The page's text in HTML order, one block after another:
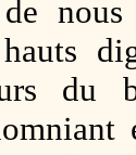
hauts
du